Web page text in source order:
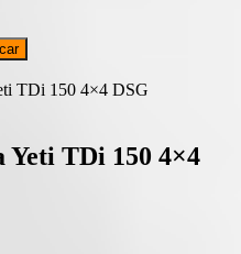
TDi 150 4×4 DSG
Yeti TDi 150 4×4